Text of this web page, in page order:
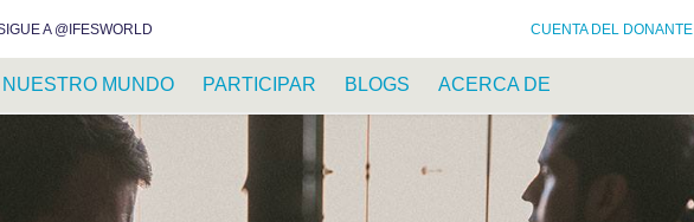
A @IFESWORLD CUENTA DEL DONANTE
NUESTRO MUNDO PARTICIPAR BLOGS ACERCA DE